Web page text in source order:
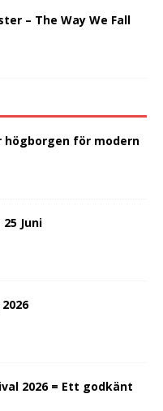
– The Way We Fall
högborgen för modern
Juni
2026 = Ett godkänt